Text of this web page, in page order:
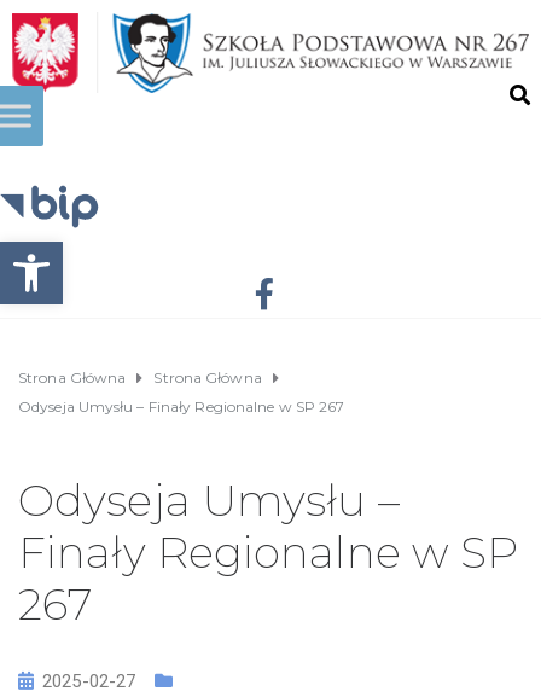
Otwórz pasek narzędzi
Strona Główna
Strona Główna
Odyseja Umysłu – Finały Regionalne w SP 267
Odyseja Umysłu –
Finały Regionalne w SP
267
2025-02-27